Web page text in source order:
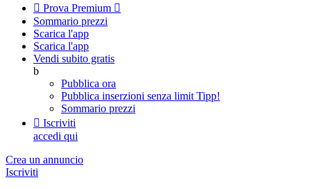
 Prova Premium 
Sommario prezzi
Scarica l'app
Scarica l'app
Vendi subito gratis
b
Pubblica ora
Pubblica inserzioni senza limit Tipp!
Sommario prezzi
 Iscriviti
accedi qui
Crea un annuncio
Iscriviti